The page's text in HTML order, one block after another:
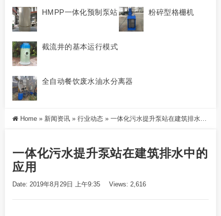
HMPP一体化预制泵站 粉碎型格栅机
截流井的基本运行模式
全自动餐饮废水油水分离器
Home » 新闻资讯 » 行业动态 » 一体化污水提升泵站在建筑排水中的应用
一体化污水提升泵站在建筑排水中的
应用
Date: 2019年8月29日 上午9:35 Views: 2,616